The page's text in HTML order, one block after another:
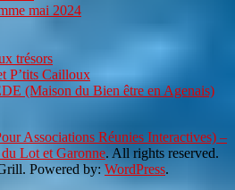
mai 2024
trésors
P’tits Cailloux
(Maison du Bien être en Agenais)
Associations Réunies Interactives) –
Lot et Garonne. All rights reserved.
Powered by: WordPress.